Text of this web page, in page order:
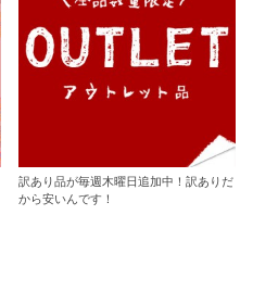
訳あり品が毎週木曜日追加中！訳ありだ
から安いんです！